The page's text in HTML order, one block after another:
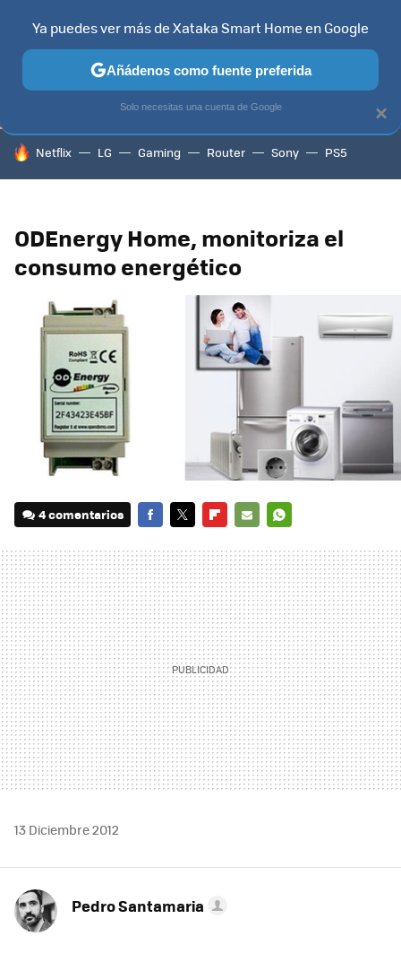
TELEVISORES CONTENIDOS SMART TV SELECCIÓN
HOY SE HABLA DE
Netflix LG Gaming Router Sony PS5
ODEnergy Home, monitoriza el
consumo energético
4 comentarios
MAIL
13 Diciembre 2012
Pedro Santamaria
×
Ya puedes ver más de Xataka Smart Home en Google
Añádenos como fuente preferida
Solo necesitas una cuenta de Google